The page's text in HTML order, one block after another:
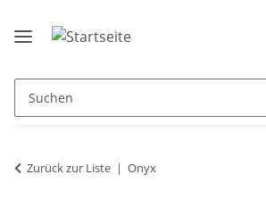
Zurück zur Liste Onyx